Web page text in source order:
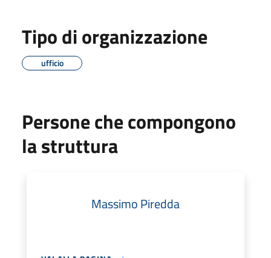
Tipo di organizzazione
ufficio
Persone che compongono
la struttura
Massimo Piredda